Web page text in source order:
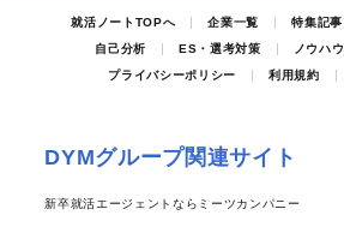
就活ノートTOPへ 企業一覧 特集記事
自己分析
ES・選考対策 ノウハウ
プライバシーポリシー
利用規約
DYMグループ関連サイト
新卒就活エージェントならミーツカンパニー